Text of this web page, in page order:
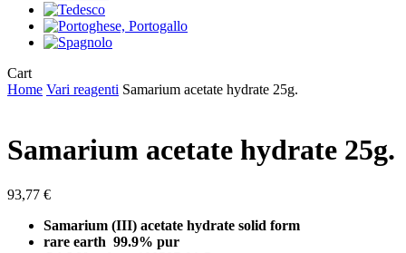
CartClose
Cart
Home Vari reagenti Samarium acetate hydrate 25g.
Samarium acetate hydrate 25g.
93,77 €
Samarium (III) acetate hydrate solid form
rare earth 99.9% pur